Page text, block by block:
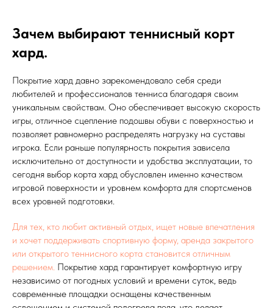
Зачем выбирают теннисный корт
хард.
Покрытие хард давно зарекомендовало себя среди
любителей и профессионалов тенниса благодаря своим
уникальным свойствам. Оно обеспечивает высокую скорость
игры, отличное сцепление подошвы обуви с поверхностью и
позволяет равномерно распределять нагрузку на суставы
игрока. Если раньше популярность покрытия зависела
исключительно от доступности и удобства эксплуатации, то
сегодня выбор корта хард обусловлен именно качеством
игровой поверхности и уровнем комфорта для спортсменов
всех уровней подготовки.
Для тех, кто любит активный отдых, ищет новые впечатления
и хочет поддерживать спортивную форму, аренда закрытого
или открытого теннисного корта становится отличным
решением. Покрытие хард гарантирует комфортную игру
независимо от погодных условий и времени суток, ведь
современные площадки оснащены качественным